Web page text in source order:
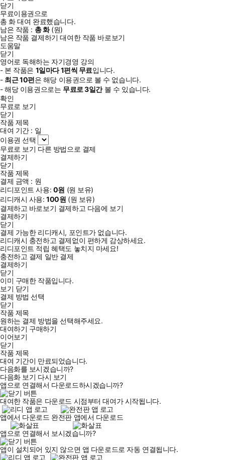
닫기
무료이용권으로
총 화대여 완료했습니다.
남은 작품 : 총화(원)
남은 작품 결제하기 대여한 작품 바로보기
도움말
닫기
영어로 독해하는 자기경영 강의
- 본 작품은 1일마다1편씩 무료입니다.
- 최근10편은 해당 이용권으로 볼 수 없습니다.
- 해당 이용권으로는 무료로3일간볼 수 있습니다.
확인
무료로 보기
닫기
작품 제목
대여 기간 : 일
이용권 선택
무료로 보기 다른 방법으로 결제
결제하기
닫기
작품 제목
결제 금액 : 원
리디포인트 사용: 0원 (원 보유)
리디캐시 사용:100원 (원 보유)
결제하고 바로보기 결제하고 다음에 보기
결제하기
닫기
결제 가능한 리디캐시, 포인트가 없습니다.
리디캐시 충전하고 결제없이 편하게 감상하세요.
리디포인트 적립 혜택도 놓치지 마세요!
충전하고 결제 일반 결제
결제하기
닫기
이미 구매한 작품입니다.
보기 닫기
결제 방법 선택
닫기
작품 제목
원하는 결제 방법을 선택해주세요.
대여하기 구매하기
이어보기
닫기
작품 제목
대여 기간이 만료되었습니다.
다음화를 보시겠습니까?
다음화 보기 다시 보기
앱으로 연결해서 다운로드하시겠습니까?
대여한 작품은 다운로드 시점부터 대여가 시작됩니다.
앱에서 다운로드 완전판 앱에서 다운로드
앱으로 연결해서 보시겠습니까?
앱이 설치되어 있지 않으면 앱 다운로드로 자동 연결됩니다.